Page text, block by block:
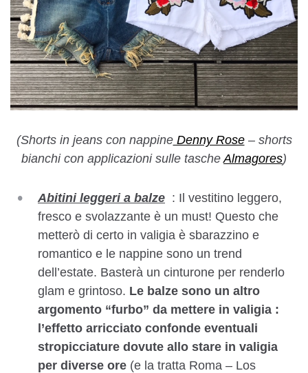
(Shorts in jeans con nappineDenny Rose– shorts
bianchi con applicazioni sulle tasche Almagores)
Abitini leggeri a balze : Il vestitino leggero,
fresco e svolazzante è un must! Questo che
metterò di certo in valigia è sbarazzino e
romantico e le nappine sono un trend
dell’estate. Basterà un cinturone per renderlo
glam e grintoso. Le balze sono un altro
argomento “furbo” da mettere in valigia :
l’effetto arricciato confonde eventuali
stropicciature dovute allo stare in valigia
per diverse ore (e la tratta Roma – Los